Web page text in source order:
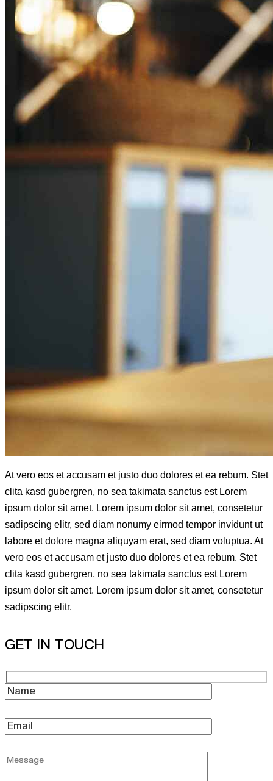
At vero eos et accusam et justo duo dolores et ea rebum. Stet
clita kasd gubergren, no sea takimata sanctus est Lorem
ipsum dolor sit amet. Lorem ipsum dolor sit amet, consetetur
sadipscing elitr, sed diam nonumy eirmod tempor invidunt ut
labore et dolore magna aliquyam erat, sed diam voluptua. At
vero eos et accusam et justo duo dolores et ea rebum. Stet
clita kasd gubergren, no sea takimata sanctus est Lorem
ipsum dolor sit amet. Lorem ipsum dolor sit amet, consetetur
sadipscing elitr.
GET IN TOUCH